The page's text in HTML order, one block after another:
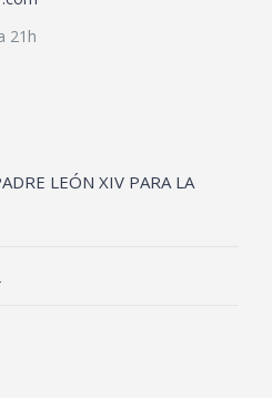
21h
LEÓN XIV PARA LA